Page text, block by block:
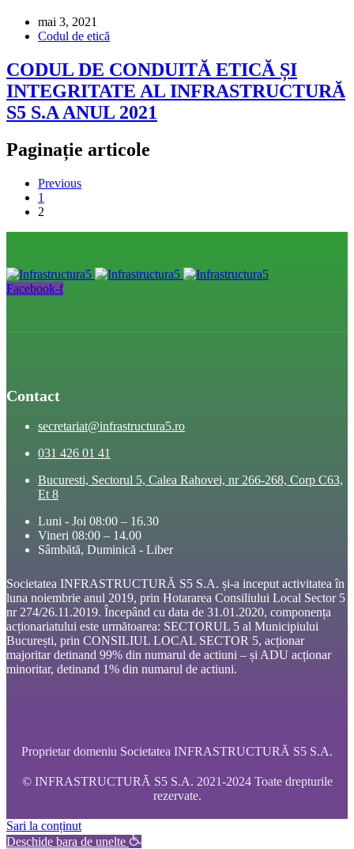
mai 3, 2021
Codul de etică
CODUL DE CONDUITĂ ETICĂ ȘI
INTEGRITATE AL INFRASTRUCTURĂ
S5 S.A ANUL 2021
Paginație articole
Previous
1
2
Facebook-f
Contact
secretariat@infrastructura5.ro
031 426 01 41
Bucuresti, Sectorul 5, Calea Rahovei, nr 266-268, Corp C63,
Et 8
Luni - Joi 08:00 – 16.30
Vineri 08:00 – 14.00
Sâmbătă, Duminică - Liber
Societatea INFRASTRUCTURĂ S5 S.A. și-a inceput activitatea în
luna noiembrie anul 2019, prin Hotararea Consiliului Local Sector 5
nr 274/26.11.2019. Începând cu data de 31.01.2020, componența
acționariatului este următoarea: SECTORUL 5 al Municipiului
București, prin CONSILIUL LOCAL SECTOR 5, acționar
majoritar detinand 99% din numarul de actiuni – și ADU acționar
minoritar, detinand 1% din numarul de actiuni.
Proprietar domeniu Societatea INFRASTRUCTURĂ S5 S.A.
© INFRASTRUCTURĂ S5 S.A. 2021-2024 Toate drepturile
rezervate.
Sari la conținut
Deschide bara de unelte